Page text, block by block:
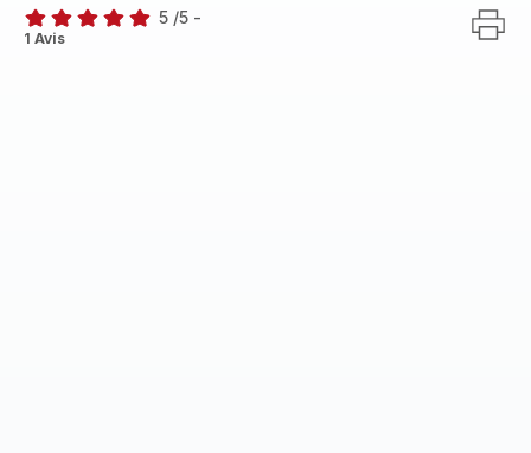
Avis
5 /5 -
1 Avis